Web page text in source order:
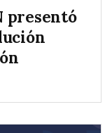
presentó